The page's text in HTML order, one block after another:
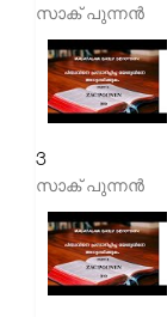
സാക് പുന്നൻ
3
സാക് പുന്നൻ